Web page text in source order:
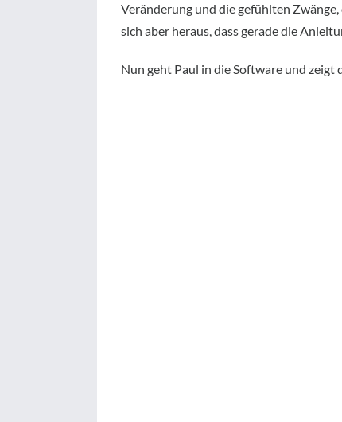
Veränderung und die gefühlten
sich aber heraus, dass gerade die
Nun geht Paul in die Software und